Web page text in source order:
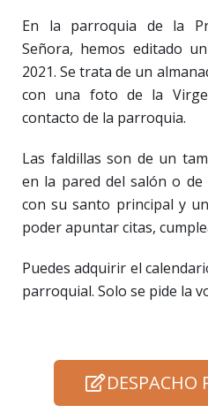
En la parroquia de la
Señora, hemos editado
2021. Se trata de un
con una foto de la
contacto de la parroquia.
Las faldillas son de un
en la pared del salón o de
con su santo principal y
poder apuntar citas,
Puedes adquirir el
parroquial. Solo se pide la
DESPACHO